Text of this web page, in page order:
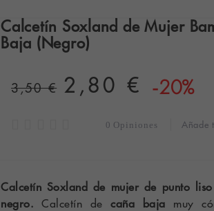
Calcetín Soxland de Mujer
Baja (Negro)
3,50 € 2,80 € -20%
0 Opiniones Añade
Calcetín Soxland de mujer de punto
negro. Calcetín decaña baja muy